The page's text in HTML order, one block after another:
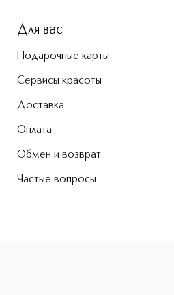
Для вас
Подарочные карты
Сервисы красоты
Доставка
Оплата
Обмен и возврат
Частые вопросы